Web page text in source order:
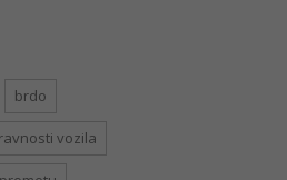
brdo
vozila